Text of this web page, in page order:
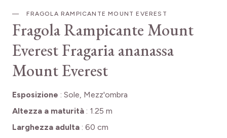
FRAGOLA RAMPICANTE MOUNT EVEREST
Fragola Rampicante Mount
EverestFragaria ananassa
Mount Everest
Esposizione : Sole, Mezz'ombra
Altezza a maturità : 1.25 m
Larghezza adulta : 60 cm